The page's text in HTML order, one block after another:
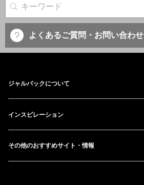
サイト内検索
よくあるご質問・お問い合わせ
ジャルパックについて
インスピレーション
その他のおすすめサイト・情報